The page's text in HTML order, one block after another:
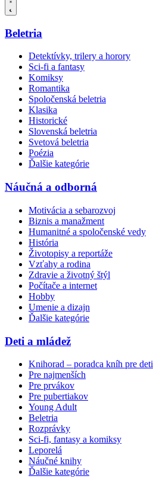
Beletria
Detektívky, trilery a horory
Sci-fi a fantasy
Komiksy
Romantika
Spoločenská beletria
Klasika
Historické
Slovenská beletria
Svetová beletria
Poézia
Ďalšie kategórie
Náučná a odborná
Motivácia a sebarozvoj
Biznis a manažment
Humanitné a spoločenské vedy
História
Životopisy a reportáže
Vzťahy a rodina
Zdravie a životný štýl
Počítače a internet
Hobby
Umenie a dizajn
Ďalšie kategórie
Deti a mládež
Knihorad – poradca kníh pre deti
Pre najmenších
Pre prvákov
Pre pubertiakov
Young Adult
Beletria
Rozprávky
Sci-fi, fantasy a komiksy
Leporelá
Náučné knihy
Ďalšie kategórie